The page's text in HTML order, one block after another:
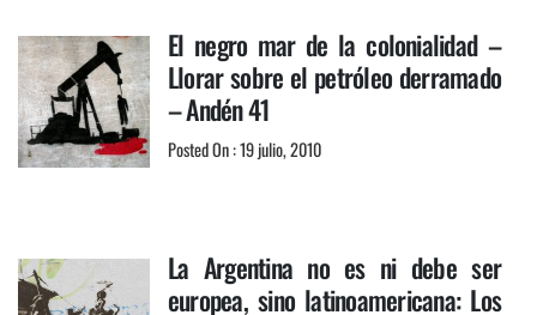
El negro mar de la colonialidad –
Llorar sobre el petróleo derramado
– Andén 41
Posted On : 19 julio, 2010
La Argentina no es ni debe ser
europea, sino latinoamericana: Los